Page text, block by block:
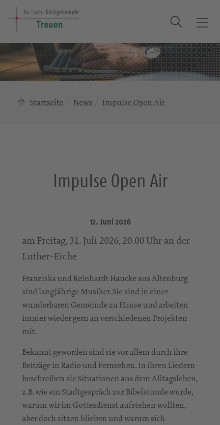
T
g
g
l
Suche
Startseite News Impulse Open Air
Impulse Open Air
12. Juni 2026
am Freitag, 31. Juli 2026, 20.00 Uhr an der
Luther-Eiche
Franziska und Reinhardt Haucke aus Altenburg
sind langjährige Musiker. Sie sind in einer
wunderbaren Gemeinde zu Hause und arbeiten
immer wieder gern an verschiedenen Projekten
mit.
Bekannt geworden sind sie vor allem durch ihre
Beiträge in Radio und Fernsehen. In ihren Liedern
beschreiben sie Situationen aus dem Alltagsleben,
z.B. wie ein Stadtgespräch zur Bibelstunde wurde,
warum wir im Gottesdienst aufstehen wollten,
aber doch sitzen blieben und warum sich